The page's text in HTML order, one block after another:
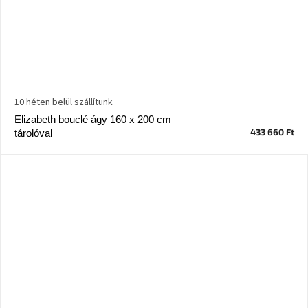
Elizabeth bouclé ágy 160 x 200 cm
tárolóval
10 héten belül szállítunk
433 660 Ft